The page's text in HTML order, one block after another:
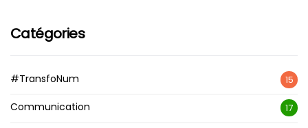
Catégories
#TransfoNum 15
Communication 17